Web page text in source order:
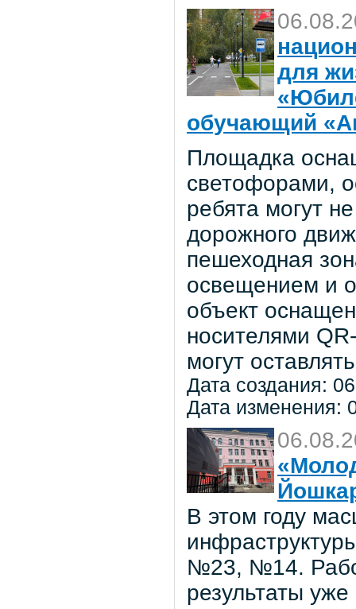
для
обучающий
Площадка
светофорами,
ребята могут
дорожного
пешеходная
освещением и
объект
носителями
могут
Дата создания:
Дата изменения:
В этом году
№23, №14.
результаты